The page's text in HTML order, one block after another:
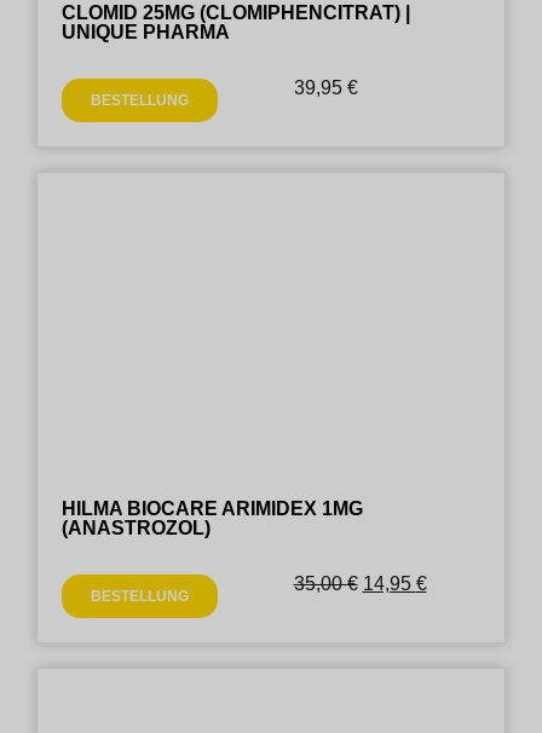
CLOMID 25MG (CLOMIPHENCITRAT) |
UNIQUE PHARMA
BESTELLUNG
39,95 €
HILMA BIOCARE ARIMIDEX 1MG
(ANASTROZOL)
BESTELLUNG
35,00€ 14,95 €